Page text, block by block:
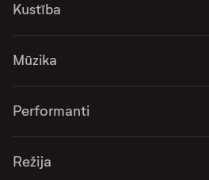
Kustība
Mūzika
Performanti
Režija